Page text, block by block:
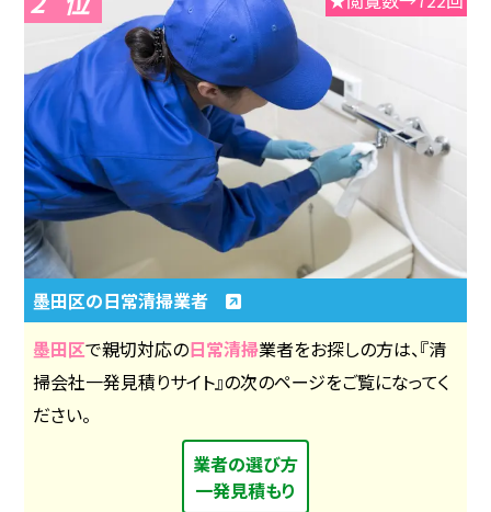
墨田区の日常清掃業者
墨田区で親切対応の日常清掃業者をお探しの方は、『清
掃会社一発見積りサイト』の次のページをご覧になってく
ださい。
業者の選び方
一発見積もり